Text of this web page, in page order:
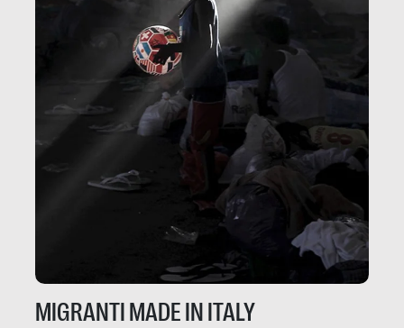
MIGRANTI MADE IN ITALY